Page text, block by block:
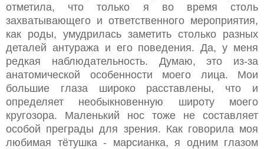
отметила, что только я во время столь
захватывающего и ответственного мероприятия,
как роды, умудрилась заметить столько разных
деталей антуража и его поведения. Да, у меня
редкая наблюдательность. Думаю, это из-за
анатомической особенности моего лица. Мои
большие глаза широко расставлены, что и
определяет необыкновенную широту моего
кругозора. Маленький нос тоже не составляет
особой преграды для зрения. Как говорила моя
любимая тётушка - марсианка, я одним глазом